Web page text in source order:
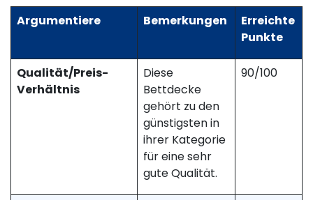
Argumentiere
Bemerkungen
Erreichte
Punkte
Qualität/Preis-
Verhältnis
Diese
Bettdecke
gehört zu den
günstigsten in
ihrer Kategorie
für eine sehr
gute Qualität.
90/100